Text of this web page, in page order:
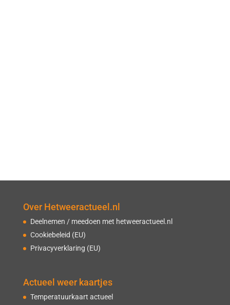
Over Hetweeractueel.nl
Deelnemen / meedoen met hetweeractueel.nl
Cookiebeleid (EU)
Privacyverklaring (EU)
Actueel weer kaartjes
Temperatuurkaart actueel